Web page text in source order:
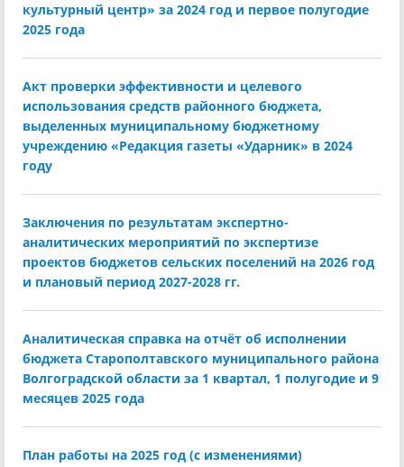
культурный центр» за 2024 год и первое полугодие
2025 года
Акт проверки эффективности и целевого
использования средств районного бюджета,
выделенных муниципальному бюджетному
учреждению «Редакция газеты «Ударник» в 2024
году
Заключения по результатам экспертно-
аналитических мероприятий по экспертизе
проектов бюджетов сельских поселений на 2026 год
и плановый период 2027-2028 гг.
Аналитическая справка на отчёт об исполнении
бюджета Старополтавского муниципального района
Волгоградской области за 1 квартал, 1 полугодие и 9
месяцев 2025 года
План работы на 2025 год (с изменениями)